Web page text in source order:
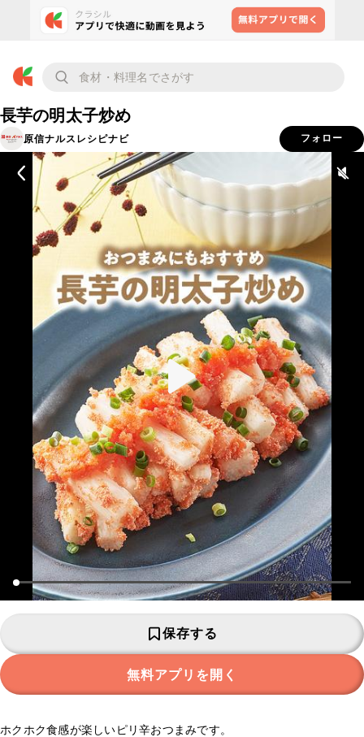
長芋の明太子炒め
原信ナルスレシピナビ フォロー
保存する
無料アプリを開く
ホクホク食感が楽しいピリ辛おつまみです。